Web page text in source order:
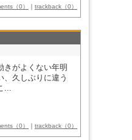
（0） ｜ trackback（0）
きがよくない年明
、久しぶりに違う
...
（0） ｜ trackback（0）